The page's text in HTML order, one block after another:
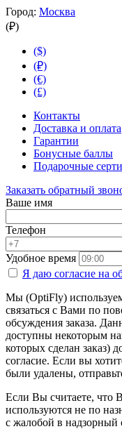
Город: Москва
(₽)
($)
(₽)
(€)
(£)
Контакты
Доставка и оплата
Гарантии
Бонусные баллы
Подарочные
Заказать обратный
Ваше имя
Телефон
Удобное время
Я даю согласие на
Мы (OptiFly)
связаться с Вами по
обсуждения заказа.
доступны некоторым
которых сделан заказ)
согласие. Если вы
были удалены,
Если Вы считаете, что
используются не по
с жалобой в надзорный